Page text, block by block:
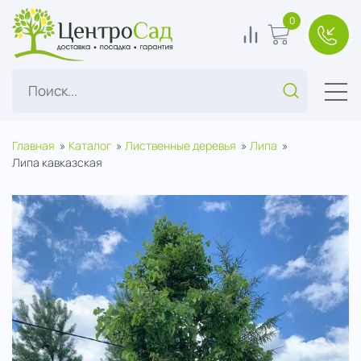
ЦентроСад
Поиск...
0 В корзину
0
Главная Каталог Лиственные деревья
Липа
Липа кавказская